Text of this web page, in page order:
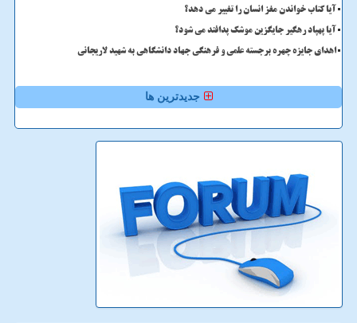
آیا کتاب خواندن مغز انسان را تغییر می دهد؟
آیا پهپاد رهگیر جایگزین موشک پدافند می شود؟
اهدای جایزه چهره برجسته علمی و فرهنگی جهاد دانشگاهی به شهید لاریجانی
جدیدترین ها